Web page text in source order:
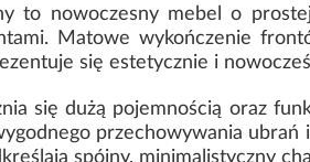
to nowoczesny mebel o
Matowe wykończenie
się estetycznie i
się dużą pojemnością oraz
przechowywania
spójny, minimalistyczny